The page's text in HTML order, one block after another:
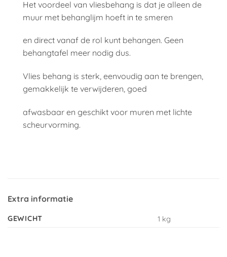
Het voordeel van vliesbehang is dat je alleen de
muur met behanglijm hoeft in te smeren
en direct vanaf de rol kunt behangen. Geen
behangtafel meer nodig dus.
Vlies behang is sterk, eenvoudig aan te brengen,
gemakkelijk te verwijderen, goed
afwasbaar en geschikt voor muren met lichte
scheurvorming.
Extra informatie
GEWICHT 1 kg